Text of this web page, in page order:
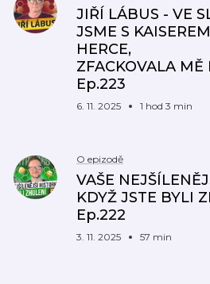
JIŘÍ LÁBUS - VE
JSME S
HERCE,
ZFACKOVALA MĚ
Ep.223
6. 11. 2025 1 hod 3 min
O epizodě
VAŠE
KDYŽ JSTE BYLI
Ep.222
3. 11. 2025 57 min